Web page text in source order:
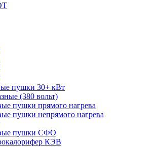
пушки 30+ кВт
(380 вольт)
пушки прямого нагрева
пушки непрямого нагрева
пушки СФО
КЭВ